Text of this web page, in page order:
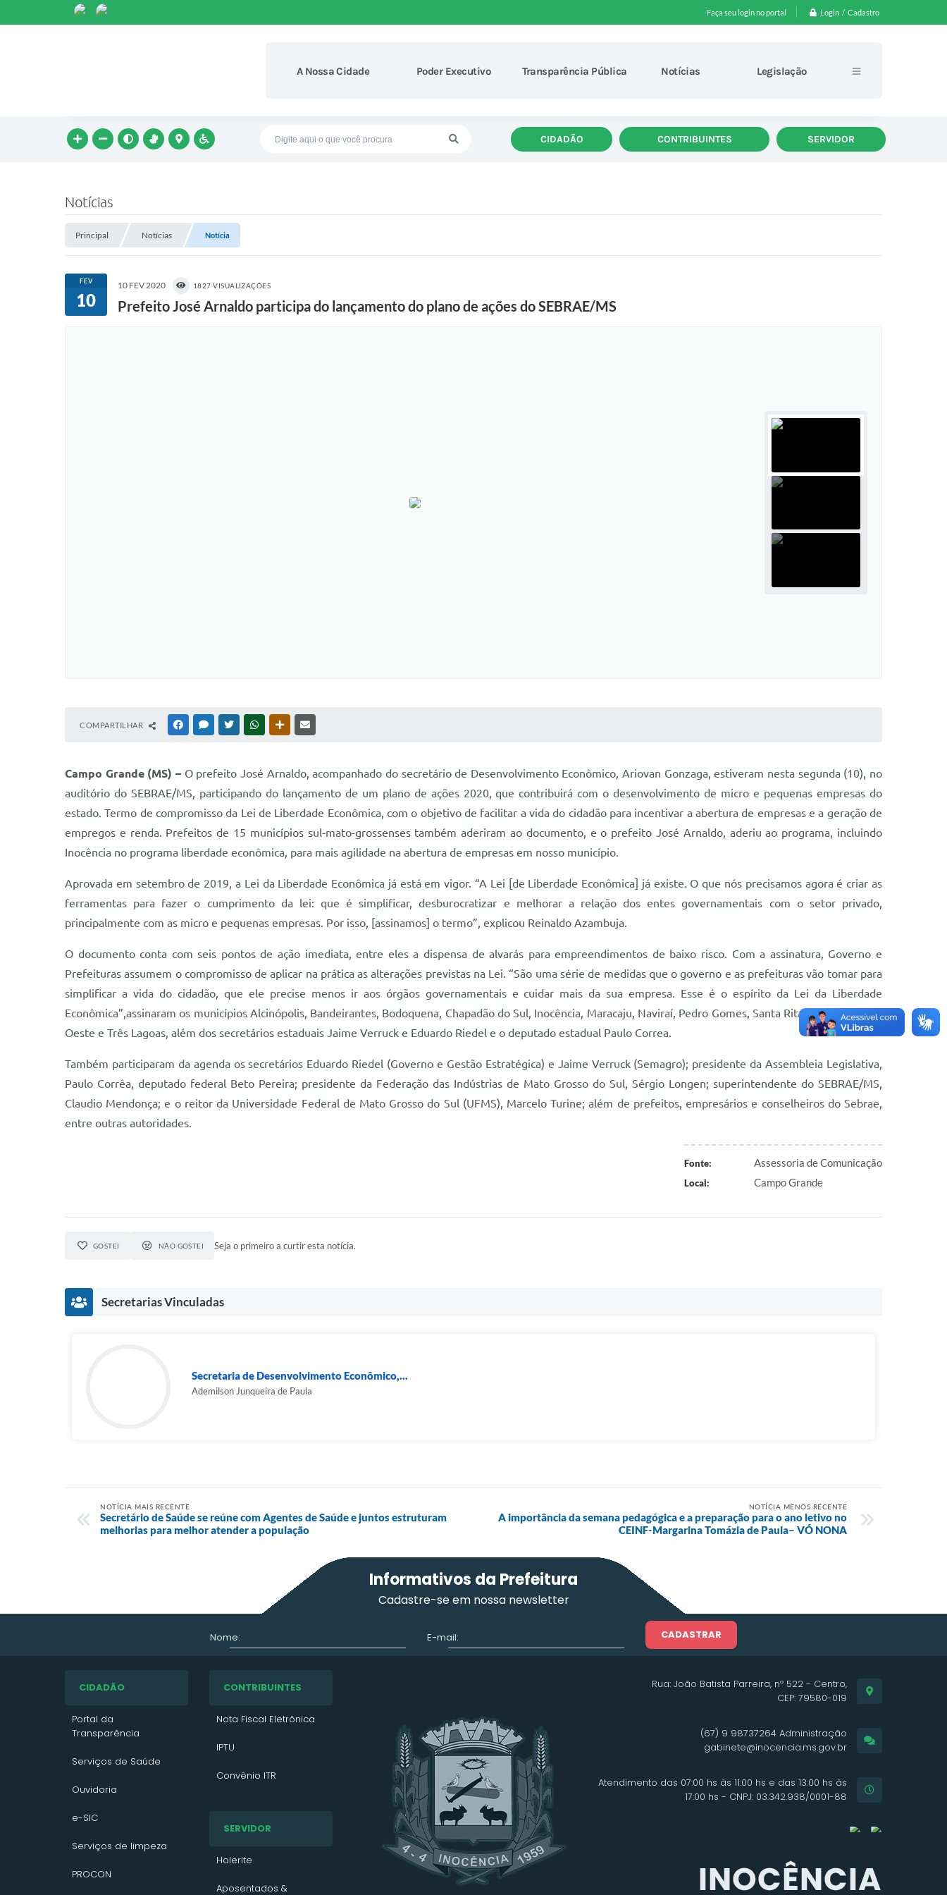
Faça seu login no portal Login / Cadastro
A Nossa Cidade Poder Executivo Transparência Pública Notícias Legislação
CIDADÃO CONTRIBUINTES SERVIDOR
Notícias
Principal Notícias Notícia
FEV
10
10 FEV 2020 1827 VISUALIZAÇÕES
Prefeito José Arnaldo participa do lançamento do plano de ações do SEBRAE/MS
COMPARTILHAR FACEBOOKMESSENGER
TWITTERWHATSAPPOUTRAS MÍDIAS
Campo Grande (MS) – O prefeito José Arnaldo, acompanhado do secretário de Desenvolvimento Econômico, Ariovan Gonzaga, estiveram nesta segunda (10), no
auditório do SEBRAE/MS, participando do lançamento de um plano de ações 2020, que contribuirá com o desenvolvimento de micro e pequenas empresas do
estado. Termo de compromisso da Lei de Liberdade Econômica, com o objetivo de facilitar a vida do cidadão para incentivar a abertura de empresas e a geração de
empregos e renda. Prefeitos de 15 municípios sul-mato-grossenses também aderiram ao documento, e o prefeito José Arnaldo, aderiu ao programa, incluindo
Inocência no programa liberdade econômica, para mais agilidade na abertura de empresas em nosso município.
Aprovada em setembro de 2019, a Lei da Liberdade Econômica já está em vigor. “A Lei [de Liberdade Econômica] já existe. O que nós precisamos agora é criar as
ferramentas para fazer o cumprimento da lei: que é simplificar, desburocratizar e melhorar a relação dos entes governamentais com o setor privado,
principalmente com as micro e pequenas empresas. Por isso, [assinamos] o termo”, explicou Reinaldo Azambuja.
O documento conta com seis pontos de ação imediata, entre eles a dispensa de alvarás para empreendimentos de baixo risco. Com a assinatura, Governo e
Prefeituras assumem o compromisso de aplicar na prática as alterações previstas na Lei. “São uma série de medidas que o governo e as prefeituras vão tomar para
simplificar a vida do cidadão, que ele precise menos ir aos órgãos governamentais e cuidar mais da sua empresa. Esse é o espírito da Lei da Liberdade
Econômica”,assinaram os municípios Alcinópolis, Bandeirantes, Bodoquena, Chapadão do Sul, Inocência, Maracaju, Naviraí, Pedro Gomes, Santa Rita, São Gabriel do
Oeste e Três Lagoas, além dos secretários estaduais Jaime Verruck e Eduardo Riedel e o deputado estadual Paulo Correa.
Também participaram da agenda os secretários Eduardo Riedel (Governo e Gestão Estratégica) e Jaime Verruck (Semagro); presidente da Assembleia Legislativa,
Paulo Corrêa, deputado federal Beto Pereira; presidente da Federação das Indústrias de Mato Grosso do Sul, Sérgio Longen; superintendente do SEBRAE/MS,
Claudio Mendonça; e o reitor da Universidade Federal de Mato Grosso do Sul (UFMS), Marcelo Turine; além de prefeitos, empresários e conselheiros do Sebrae,
entre outras autoridades.
Fonte: Assessoria de Comunicação
Local: Campo Grande
GOSTEI NÃO GOSTEI Seja o primeiro a curtir esta notícia.
Secretarias Vinculadas
Secretaria de Desenvolvimento Econômico,...
Ademilson Junqueira de Paula
NOTÍCIA MAIS RECENTE
Secretário de Saúde se reúne com Agentes de Saúde e juntos estruturam
melhorias para melhor atender a população
NOTÍCIA MENOS RECENTE
A importância da semana pedagógica e a preparação para o ano letivo no
CEINF-Margarina Tomázia de Paula– VÓ NONA
Informativos da Prefeitura
Cadastre-se em nossa newsletter
Nome: E-mail: CADASTRAR
CIDADÃO
Portal da
Transparência
Serviços de Saúde
Ouvidoria
e-SIC
Serviços de limpeza
PROCON
CONTRIBUINTES
Nota Fiscal Eletrônica
IPTU
Convênio ITR
VTN 2025
VTN 2024
Contato/Solicitação
SERVIDOR
Holerite
Aposentados &
Rua: João Batista Parreira, nº 522 - Centro,
CEP: 79580-019
(67) 9 98737264 Administração
gabinete@inocencia.ms.gov.br
Atendimento das 07:00 hs às 11:00 hs e das 13:00 hs às
17:00 hs - CNPJ: 03.342.938/0001-88